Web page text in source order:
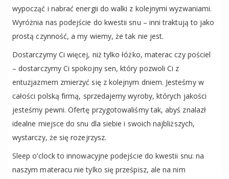
wypocząć i nabrać energii do walki z kolejnymi wyzwaniami.
Wyróżnia nas podejście do kwestii snu – inni traktują to jako
prostą czynność, a my wiemy, że tak nie jest.
Dostarczymy Ci więcej, niż tylko łóżko, materac czy pościel
– dostarczymy Ci spokojny sen, który pozwoli Ci z
entuzjazmem zmierzyć się z kolejnym dniem. Jesteśmy w
całości polską firmą, sprzedajemy wyroby, których jakości
jesteśmy pewni. Ofertę przygotowaliśmy tak, abyś znalazł
idealne miejsce do snu dla siebie i swoich najbliższych,
wystarczy, że się rozejrzysz.
Sleep o’clock to innowacyjne podejście do kwestii snu: na
naszym materacu nie tylko się prześpisz, ale na nim